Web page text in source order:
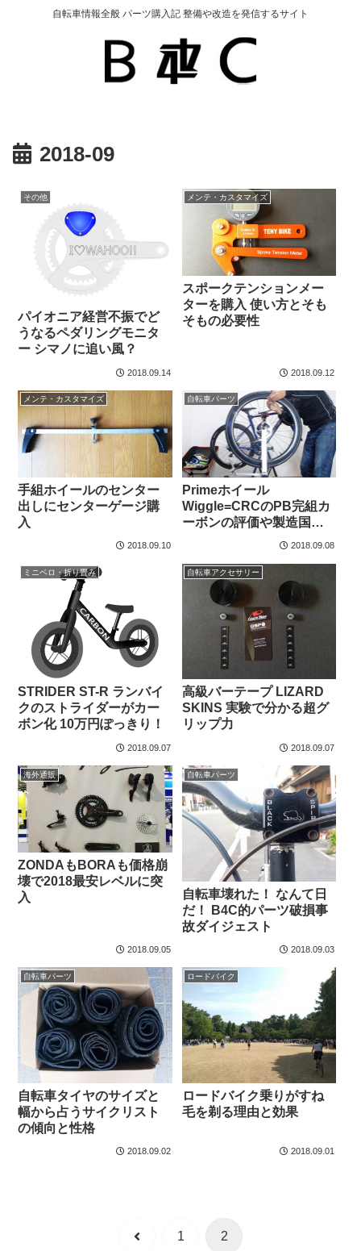
自転車情報全般 パーツ購入記 整備や改造を発信するサイト
2018-09
その他
パイオニア経営不振でど
うなるペダリングモニタ
ー シマノに追い風？
2018.09.14
メンテ・カスタマイズ
スポークテンションメー
ターを購入 使い方とそも
そもの必要性
2018.09.12
メンテ・カスタマイズ
手組ホイールのセンター
出しにセンターゲージ購
入
2018.09.10
自転車パーツ
Primeホイール
Wiggle=CRCのPB完組カ
ーボンの評価や製造国に
2018.09.08
ミニベロ・折り畳み
STRIDER ST-R ランバイ
クのストライダーがカー
ボン化 10万円ぽっきり！
2018.09.07
自転車アクセサリー
高級バーテープ LIZARD
SKINS 実験で分かる超グ
リップ力
2018.09.07
海外通販
ZONDAもBORAも価格崩
壊で2018最安レベルに突
入
2018.09.05
自転車パーツ
自転車壊れた！ なんて日
だ！ B4C的パーツ破損事
故ダイジェスト
2018.09.03
自転車パーツ
自転車タイヤのサイズと
幅から占うサイクリスト
の傾向と性格
2018.09.02
ロードバイク
ロードバイク乗りがすね
毛を剃る理由と効果
2018.09.01
前 1 2